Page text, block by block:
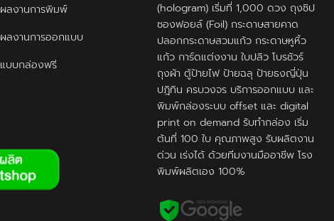
ผลงานการพิมพ์
ผลงานการออกแบบ
แบบกล่องฟรี
(hologram) เริ่มที่ 1,000 ดวง ถุงซิป
ซองฟอยล์ (Foil) กระดาษสายคาด
ปลอกกระดาษสวมแก้ว กระดาษหูหิ้ว
แก้ว การ์ดแต่งงาน ใบปลิว โบรชัวร์
ถุงผ้า ตู้ป้ายไฟ ป้ายฉลุ ป้ายธงญี่ปุ่น
ปฎิทิน ครบวงจร บริการออกแบบ และ
พิมพ์กล่องระบบ offset และ digital
print on demand รับทำกล่อง เริ่ม
ต้นที่ 100 ใบ คุณภาพสูง รับผลิตงาน
ด่วน เร่งได้ ด้วยทีมงานมืออาชีพ โรง
พิมพ์ผลิตเอง 100%